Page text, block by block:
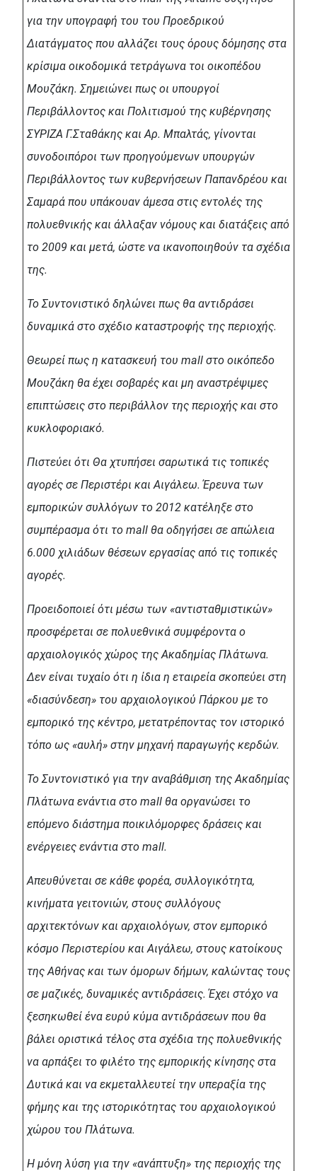
για την υπογραφή του του Προεδρικού
Διατάγματος που αλλάζει τους όρους δόμησης στα
κρίσιμα οικοδομικά τετράγωνα τοι οικοπέδου
Μουζάκη. Σημειώνει πως οι υπουργοί
Περιβάλλοντος και Πολιτισμού της κυβέρνησης
ΣΥΡΙΖΑ Γ.Σταθάκης και Αρ. Μπαλτάς, γίνονται
συνοδοιπόροι των προηγούμενων υπουργών
Περιβάλλοντος των κυβερνήσεων Παπανδρέου και
Σαμαρά που υπάκουαν άμεσα στις εντολές της
πολυεθνικής και άλλαξαν νόμους και διατάξεις από
το 2009 και μετά, ώστε να ικανοποιηθούν τα σχέδια
της.
Το Συντονιστικό δηλώνει πως θα αντιδράσει
δυναμικά στο σχέδιο καταστροφής της περιοχής.
Θεωρεί πως η κατασκευή του mall στο οικόπεδο
Μουζάκη θα έχει σοβαρές και μη αναστρέψιμες
επιπτώσεις στο περιβάλλον της περιοχής και στο
κυκλοφοριακό.
Πιστεύει ότι Θα χτυπήσει σαρωτικά τις τοπικές
αγορές σε Περιστέρι και Αιγάλεω. Έρευνα των
εμπορικών συλλόγων το 2012 κατέληξε στο
συμπέρασμα ότι το mall θα οδηγήσει σε απώλεια
6.000 χιλιάδων θέσεων εργασίας από τις τοπικές
αγορές.
Προειδοποιεί ότι μέσω των «αντισταθμιστικών»
προσφέρεται σε πολυεθνικά συμφέροντα ο
αρχαιολογικός χώρος της Ακαδημίας Πλάτωνα.
Δεν είναι τυχαίο ότι η ίδια η εταιρεία σκοπεύει στη
«διασύνδεση» του αρχαιολογικού Πάρκου με το
εμπορικό της κέντρο, μετατρέποντας τον ιστορικό
τόπο ως «αυλή» στην μηχανή παραγωγής κερδών.
Το Συντονιστικό για την αναβάθμιση της Ακαδημίας
Πλάτωνα ενάντια στο mall θα οργανώσει το
επόμενο διάστημα ποικιλόμορφες δράσεις και
ενέργειες ενάντια στο mall.
Απευθύνεται σε κάθε φορέα, συλλογικότητα,
κινήματα γειτονιών, στους συλλόγους
αρχιτεκτόνων και αρχαιολόγων, στον εμπορικό
κόσμο Περιστερίου και Αιγάλεω, στους κατοίκους
της Αθήνας και των όμορων δήμων, καλώντας τους
σε μαζικές, δυναμικές αντιδράσεις. Έχει στόχο να
ξεσηκωθεί ένα ευρύ κύμα αντιδράσεων που θα
βάλει οριστικά τέλος στα σχέδια της πολυεθνικής
να αρπάξει το φιλέτο της εμπορικής κίνησης στα
Δυτικά και να εκμεταλλευτεί την υπεραξία της
φήμης και της ιστορικότητας του αρχαιολογικού
χώρου του Πλάτωνα.
Η μόνη λύση για την «ανάπτυξη» της περιοχής της